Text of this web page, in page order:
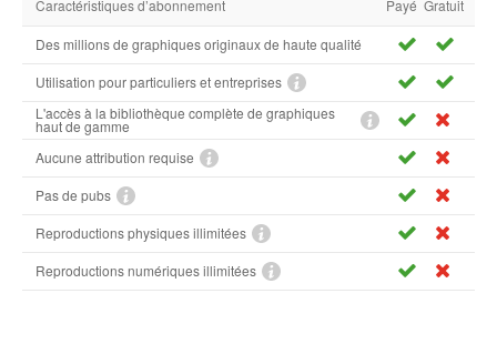
Caractéristiques d’abonnement Payé Gratuit
Des millions de graphiques originaux de haute qualité
Utilisation pour particuliers et entreprises
L'accès à la bibliothèque complète de graphiques
haut de gamme
Aucune attribution requise
Pas de pubs
Reproductions physiques illimitées
Reproductions numériques illimitées